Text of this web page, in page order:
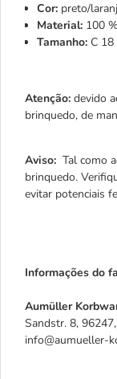
Cor: preto/
Material: 100
Tamanho: C
Atenção: devido
brinquedo, de
Aviso: Tal como
brinquedo.
evitar potenciais
Informações do
Aumüller
Sandstr. 8,
info@aumueller-